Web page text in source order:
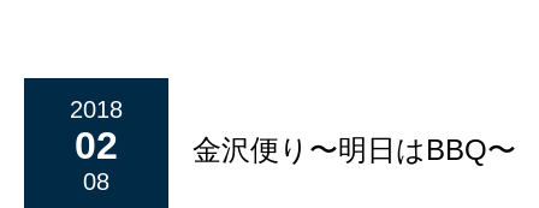
2018
02
08
金沢便り〜明日はBBQ〜